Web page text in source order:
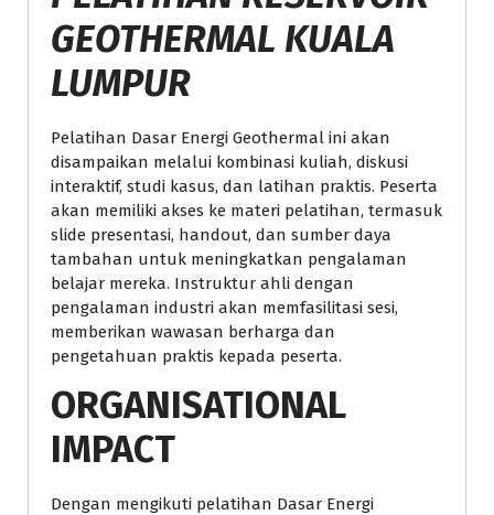
GEOTHERMAL KUALA
LUMPUR
Pelatihan Dasar Energi Geothermal ini akan
disampaikan melalui kombinasi kuliah, diskusi
interaktif, studi kasus, dan latihan praktis. Peserta
akan memiliki akses ke materi pelatihan, termasuk
slide presentasi, handout, dan sumber daya
tambahan untuk meningkatkan pengalaman
belajar mereka. Instruktur ahli dengan
pengalaman industri akan memfasilitasi sesi,
memberikan wawasan berharga dan
pengetahuan praktis kepada peserta.
ORGANISATIONAL
IMPACT
Dengan mengikuti pelatihan Dasar Energi